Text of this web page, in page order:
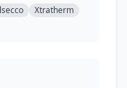
Xtratherm